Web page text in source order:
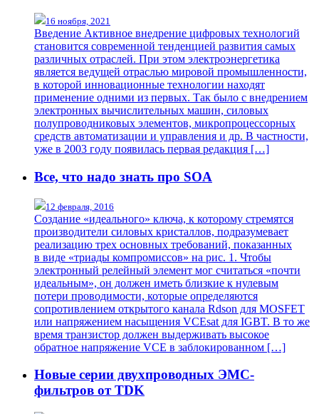
16 ноября, 2021
Введение Активное внедрение цифровых технологий
становится современной тенденцией развития самых
различных отраслей. При этом электроэнергетика
является ведущей отраслью мировой промышленности,
в которой инновационные технологии находят
применение одними из первых. Так было с внедрением
электронных вычислительных машин, силовых
полупроводниковых элементов, микропроцессорных
средств автоматизации и управления и др. В частности,
уже в 2003 году появилась первая редакция […]
Все, что надо знать про SOA
12 февраля, 2016
Создание «идеального» ключа, к которому стремятся
производители силовых кристаллов, подразумевает
реализацию трех основных требований, показанных
в виде «триады компромиссов» на рис. 1. Чтобы
электронный релейный элемент мог считаться «почти
идеальным», он должен иметь близкие к нулевым
потери проводимости, которые определяются
сопротивлением открытого канала Rdson для MOSFET
или напряжением насыщения VCEsat для IGBT. В то же
время транзистор должен выдерживать высокое
обратное напряжение VCE в заблокированном […]
Новые серии двухпроводных ЭМС-
фильтров от TDK